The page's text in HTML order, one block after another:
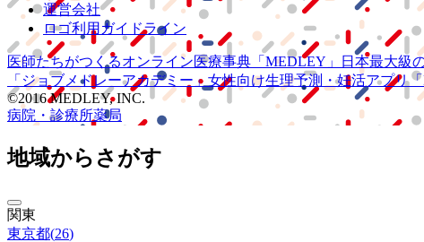
運営会社
ロゴ利用ガイドライン
医師たちがつくるオンライン医療事典 「MEDLEY」 日本最大級
「ジョブメドレーアカデミー」 女性向け生理予測・妊活アプリ
©2016 MEDLEY, INC.
病院・診療所薬局
地域からさがす
関東
東京都(26)